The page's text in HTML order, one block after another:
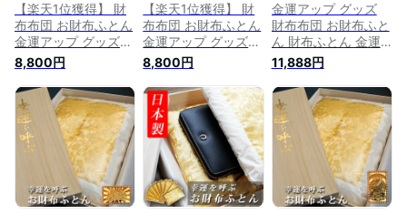
【楽天1位獲得】 財
布布団 お財布ふとん
金運アップ グッズ
日本製 お財布のふと
ん 開運お財布ふとん
お財布用金運アップ
ふとんセットさいふ
布団 風水 金運アッ
プ 宝くじ 龍 登り龍
開運グッズ 開運アイ
テム お守り 一粒万
倍 kaiun1029
8,800円
【楽天1位獲得】 財
布布団 お財布ふとん
金運アップ グッズ
日本製 お財布のふと
ん 開運お財布ふとん
お財布用金運アップ
ふとんセットさいふ
布団 風水 金運アッ
プ 宝くじ 龍 登り龍
開運グッズ 開運アイ
テム お守り 一粒万
倍 kaiun1029
8,800円
金運アップ グッズ
財布布団 お財布ふと
ん 財布ふとん 金運
財布 メンズ レディ
ース 開運 財布 金運
長財布 折り財布 開
運グッズ 金運アップ
縁起 財布 風水グッ
ズ メンズ 長財布 縁
起財布プレゼント お
金が貯まる 財布の布
団 龍 風水グッズ
2026
11,888円